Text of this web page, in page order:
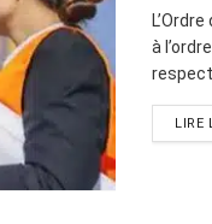
à
respect
LIRE